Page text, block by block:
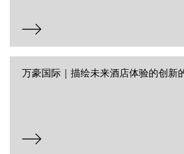
万豪国际｜描绘未来酒店体验的创新